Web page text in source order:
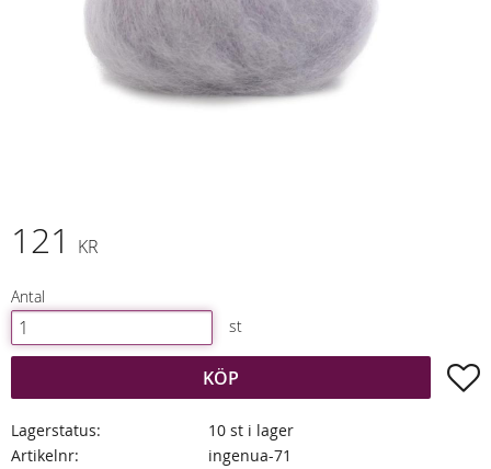
121 KR
Antal
st
KÖP
Lagerstatus
10 st i lager
Artikelnr
ingenua-71